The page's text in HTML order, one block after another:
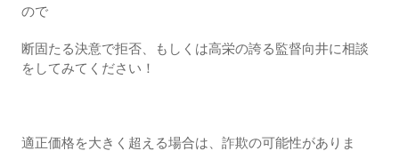
ので
断固たる決意で拒否、もしくは高栄の誇る監督向井に相談
をしてみてください！
適正価格を大きく超える場合は、詐欺の可能性がありま